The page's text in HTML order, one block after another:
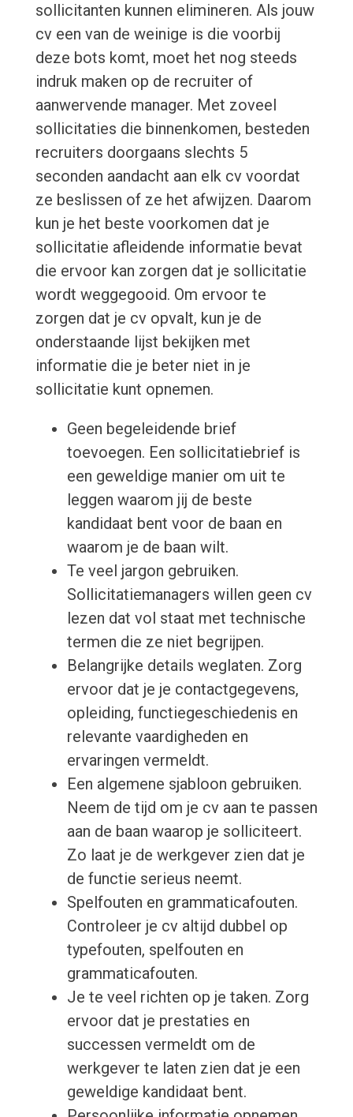
sollicitanten kunnen elimineren. Als jouw
cv een van de weinige is die voorbij
deze bots komt, moet het nog steeds
indruk maken op de recruiter of
aanwervende manager. Met zoveel
sollicitaties die binnenkomen, besteden
recruiters doorgaans slechts 5
seconden aandacht aan elk cv voordat
ze beslissen of ze het afwijzen. Daarom
kun je het beste voorkomen dat je
sollicitatie afleidende informatie bevat
die ervoor kan zorgen dat je sollicitatie
wordt weggegooid. Om ervoor te
zorgen dat je cv opvalt, kun je de
onderstaande lijst bekijken met
informatie die je beter niet in je
sollicitatie kunt opnemen.
Geen begeleidende brief
toevoegen. Een sollicitatiebrief is
een geweldige manier om uit te
leggen waarom jij de beste
kandidaat bent voor de baan en
waarom je de baan wilt.
Te veel jargon gebruiken.
Sollicitatiemanagers willen geen cv
lezen dat vol staat met technische
termen die ze niet begrijpen.
Belangrijke details weglaten. Zorg
ervoor dat je je contactgegevens,
opleiding, functiegeschiedenis en
relevante vaardigheden en
ervaringen vermeldt.
Een algemene sjabloon gebruiken.
Neem de tijd om je cv aan te passen
aan de baan waarop je solliciteert.
Zo laat je de werkgever zien dat je
de functie serieus neemt.
Spelfouten en grammaticafouten.
Controleer je cv altijd dubbel op
typefouten, spelfouten en
grammaticafouten.
Je te veel richten op je taken. Zorg
ervoor dat je prestaties en
successen vermeldt om de
werkgever te laten zien dat je een
geweldige kandidaat bent.